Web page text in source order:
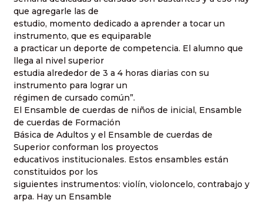
que agregarle las de
estudio, momento dedicado a aprender a tocar un
instrumento, que es equiparable
a practicar un deporte de competencia. El alumno que
llega al nivel superior
estudia alrededor de 3 a 4 horas diarias con su
instrumento para lograr un
régimen de cursado común”.
El Ensamble de cuerdas de niños de inicial, Ensamble
de cuerdas de Formación
Básica de Adultos y el Ensamble de cuerdas de
Superior conforman los proyectos
educativos institucionales. Estos ensambles están
constituidos por los
siguientes instrumentos: violín, violoncelo, contrabajo y
arpa. Hay un Ensamble